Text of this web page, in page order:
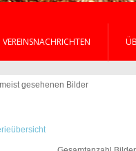
VEREINSNACHRICHTEN
gesehenen Bilder